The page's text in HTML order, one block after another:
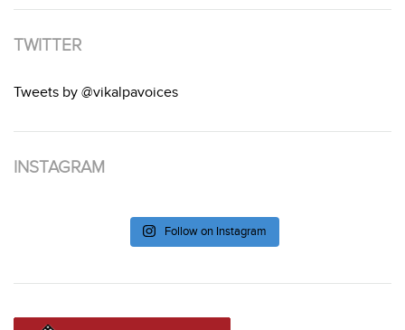
TWITTER
Tweets by @vikalpavoices
INSTAGRAM
Follow on Instagram